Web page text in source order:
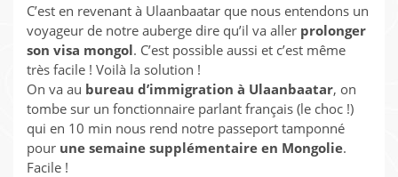
C’est en revenant à Ulaanbaatar que nous entendons un
voyageur de notre auberge dire qu’il va aller prolonger
son visa mongol. C’est possible aussi et c’est même
très facile ! Voilà la solution !
On va au bureau d’immigration à Ulaanbaatar, on
tombe sur un fonctionnaire parlant français (le choc !)
qui en 10 min nous rend notre passeport tamponné
pour une semaine supplémentaire en Mongolie.
Facile !